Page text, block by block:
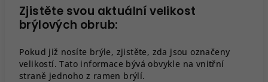
Zjistěte svou aktuální velikost
brýlových obrub:
Pokud již nosíte brýle, zjistěte, zda jsou označeny
velikostí. Tato informace bývá obvykle na vnitřní
straně jednoho z ramen brýlí.